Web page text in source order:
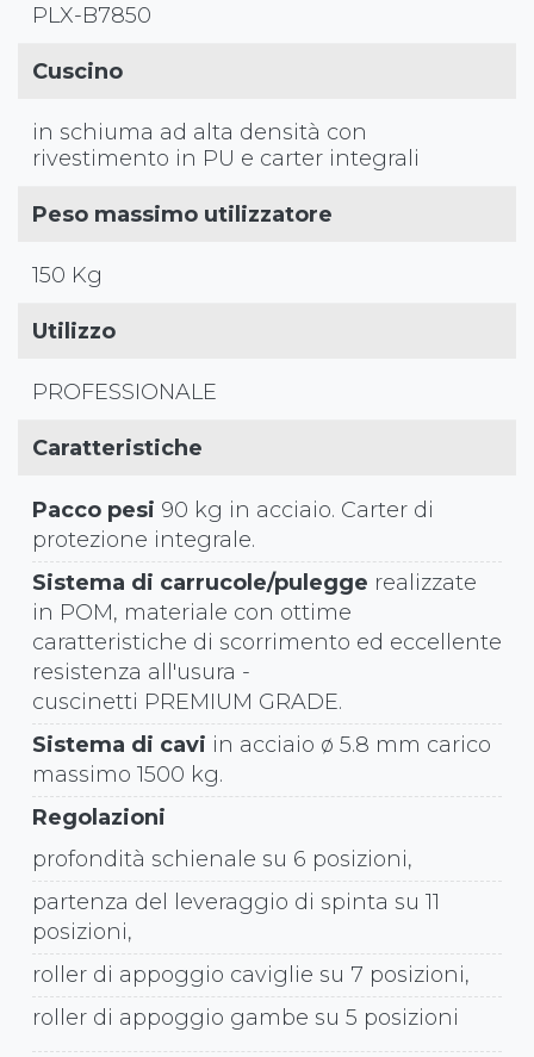
PLX-B7850
Cuscino
in schiuma ad alta densità con
rivestimento in PU e carter integrali
Peso massimo utilizzatore
150 Kg
Utilizzo
PROFESSIONALE
Caratteristiche
Pacco pesi 90 kg in acciaio. Carter di
protezione integrale.
Sistema di carrucole/pulegge realizzate
in POM, materiale con ottime
caratteristiche di scorrimento ed eccellente
resistenza all'usura -
cuscinetti PREMIUM GRADE.
Sistema di cavi in acciaio ø 5.8 mm carico
massimo 1500 kg.
Regolazioni
profondità schienale su 6 posizioni,
partenza del leveraggio di spinta su 11
posizioni,
roller di appoggio caviglie su 7 posizioni,
roller di appoggio gambe su 5 posizioni